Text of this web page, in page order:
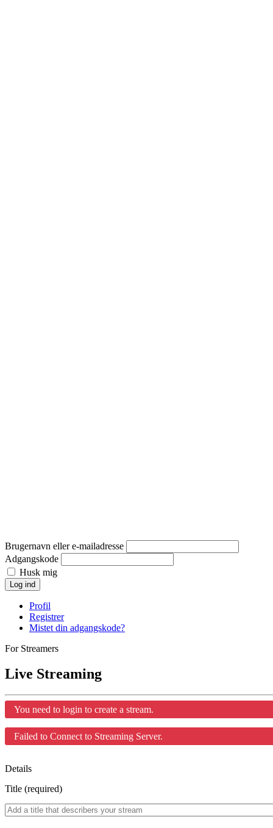
Brugernavn eller e-mailadresse
Adgangskode
Husk mig
Log ind
Profil
Registrer
Mistet din adgangskode?
For Streamers
Live Streaming
You need to login to create a stream.
Failed to Connect to Streaming Server.
Details
Title (required)